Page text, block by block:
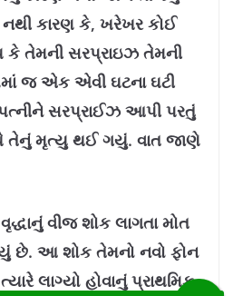
કારણ કે, ખરેખર કોઈ
કે તેમની સરપ્રાઇઝ તેમની
જ એક એવી ઘટના ઘટી
સરપ્રાઈઝ આપી પરતું
તેનું મૃત્યુ થઈ ગયું. વાત જાણે
વીજ શોક લાગતા મોત
છે. આ શોક તેમનો નવો ફોન
લાગ્યો હોવાનું પ્રાથમિક